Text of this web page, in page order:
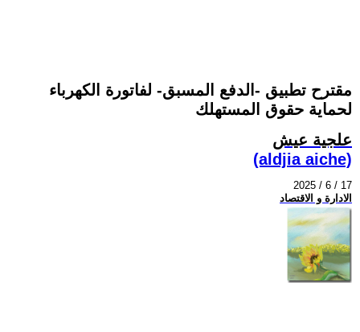
مقترح تطبيق -الدفع المسبق- لفاتورة الكهرباء
لحماية حقوق المستهلك
علجية عيش
(aldjia aiche)
2025 / 6 / 17
الادارة و الاقتصاد